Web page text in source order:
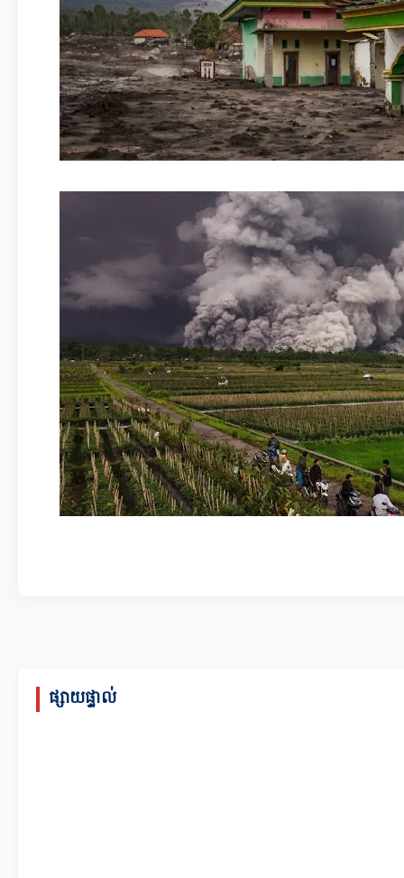
ផ្សាយផ្ទាល់